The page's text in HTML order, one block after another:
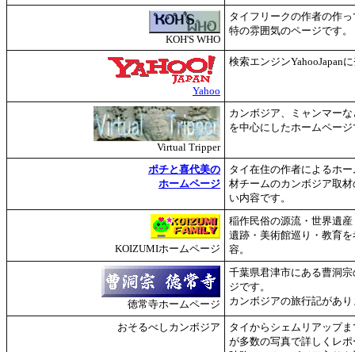
KOH'S WHO
タイフリークの作者の作
特の雰囲気のページです。
Yahoo
検索エンジンYahooJapan
Virtual Tripper
カンボジア、ミャンマー
を中心にしたホームペー
ポチと喜代美の
ホームページ
タイ在住の作者によるホ
材チームのカンボジア取
い内容です。
KOIZUMIホームページ
稲作民俗の源流・世界遺
遺跡・美術館巡り・教育
容。
徳常寺ホームページ
千葉県君津市にある曹洞
ジです。
カンボジアの旅行記があ
おそるべしカンボジア
タイからシェムリアップ
が多数の写真で詳しくレ